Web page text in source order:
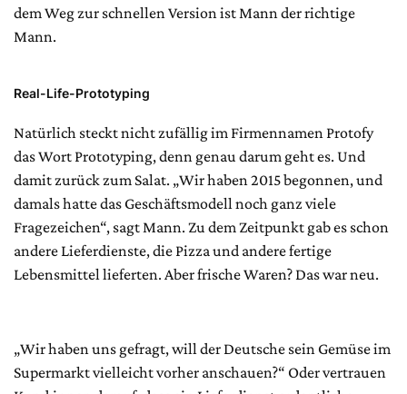
dem Weg zur schnellen Version ist Mann der richtige
Mann.
Real-Life-Prototyping
Natürlich steckt nicht zufällig im Firmennamen Protofy
das Wort Prototyping, denn genau darum geht es. Und
damit zurück zum Salat. „Wir haben 2015 begonnen, und
damals hatte das Geschäftsmodell noch ganz viele
Fragezeichen“, sagt Mann. Zu dem Zeitpunkt gab es schon
andere Lieferdienste, die Pizza und andere fertige
Lebensmittel lieferten. Aber frische Waren? Das war neu.
„Wir haben uns gefragt, will der Deutsche sein Gemüse im
Supermarkt vielleicht vorher anschauen?“ Oder vertrauen